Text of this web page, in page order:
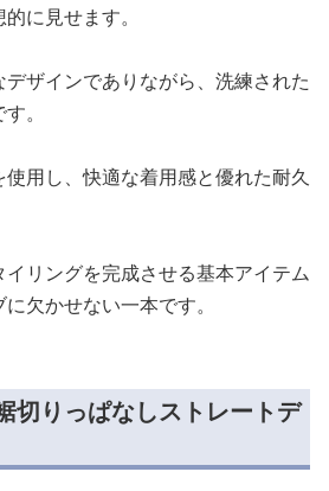
に見せます。
ザインでありながら、洗練された
。
用し、快適な着用感と優れた耐久
リングを完成させる基本アイテム
欠かせない一本です。
切りっぱなしストレートデ